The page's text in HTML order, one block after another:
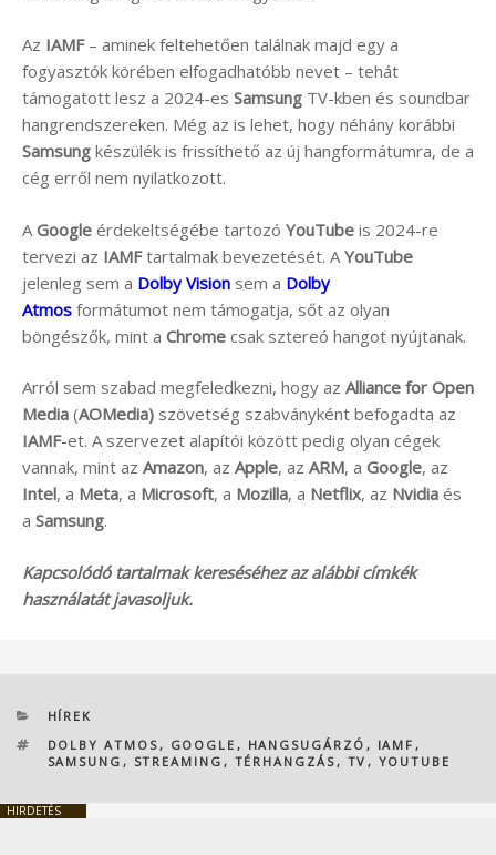
Az IAMF– aminek feltehetően találnak majd egy a
fogyasztók körében elfogadhatóbb nevet – tehát
támogatott lesz a 2024-es Samsung TV-kben és soundbar
hangrendszereken. Még az is lehet, hogy néhány korábbi
Samsung készülék is frissíthető az új hangformátumra, de a
cég erről nem nyilatkozott.
A Google érdekeltségébe tartozó YouTube is 2024-re
tervezi az IAMFtartalmak bevezetését. A YouTube
jelenleg sem a Dolby Vision sem a Dolby
Atmos formátumot nem támogatja, sőt az olyan
böngészők, mint a Chrome csak sztereó hangot nyújtanak.
Arról sem szabad megfeledkezni, hogy az Alliance for Open
Media (AOMedia) szövetség szabványként befogadta az
IAMF-et. A szervezet alapítói között pedig olyan cégek
vannak, mint az Amazon, az Apple, az ARM, a Google, az
Intel, a Meta, a Microsoft, a Mozilla, a Netflix, az Nvidia és
a Samsung.
Kapcsolódó tartalmak kereséséhez az alábbi címkék
használatát javasoljuk.
KATEGÓRIÁK
HÍREK
CÍMKÉK
DOLBY ATMOS, GOOGLE , HANGSUGÁRZÓ , IAMF ,
SAMSUNG , STREAMING , TÉRHANGZÁS, TV , YOUTUBE
HIRDETÉS